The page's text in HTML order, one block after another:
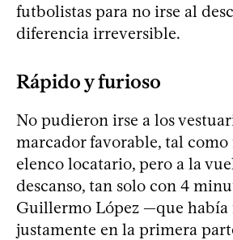
futbolistas para no irse al
diferencia irreversible.
Rápido y furioso
No pudieron irse a los
marcador favorable, tal como
elenco locatario, pero a la
descanso, tan solo con 4
Guillermo López —que había
justamente en la primera